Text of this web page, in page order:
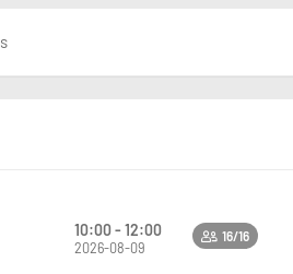
10:00 - 12:00
2026-08-09
16/16